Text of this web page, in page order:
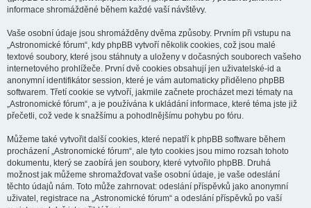
informace shromážděné během každé vaší návštěvy.
Vaše osobní údaje jsou shromážděny dvěma způsoby. Prvním při vstupu na
„Astronomické fórum“, kdy phpBB vytvoří několik cookies, což jsou malé
textové soubory, které jsou stáhnuty a uloženy v dočasných souborech vašeho
internetového prohlížeče. První dvě cookies obsahují jen uživatelské-id a
anonymní identifikátor session, které je vám automaticky přiděleno phpBB
softwarem. Třetí cookie se vytvoří, jakmile začnete procházet mezi tématy na
„Astronomické fórum“, a je používána k ukládání informace, které téma jste již
přečetli, což vede k snažšímu a pohodlnějšímu pohybu po fóru.
Můžeme také vytvořit další cookies, které nepatří k phpBB software během
procházení „Astronomické fórum“, ale tyto cookies jsou mimo rozsah tohoto
dokumentu, který se zaobírá jen soubory, které vytvořilo phpBB. Druhá
možnost jak můžeme shromažďovat vaše osobní údaje, je vaše odeslání
těchto údajů nám. Toto může zahrnovat: odeslání příspěvků jako anonymní
uživatel, registrace na „Astronomické fórum“ a odeslání příspěvků po vaší